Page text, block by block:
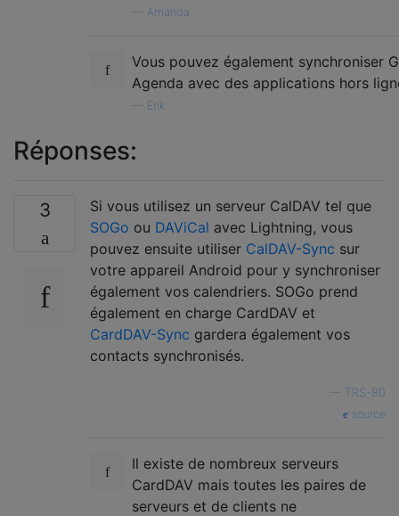
Amanda
Vous pouvez également synchroniser
Agenda avec des applications hors
Erik
Réponses:
3
Si vous utilisez un serveur CalDAV tel que
SOGo ou DAViCal avec Lightning, vous
pouvez ensuite utiliser CalDAV-Sync sur
votre appareil Android pour y synchroniser
également vos calendriers. SOGo prend
également en charge CardDAV et
CardDAV-Sync gardera également vos
contacts synchronisés.
TRS-80
source
Il existe de nombreux serveurs
CardDAV mais toutes les paires de
serveurs et de clients ne